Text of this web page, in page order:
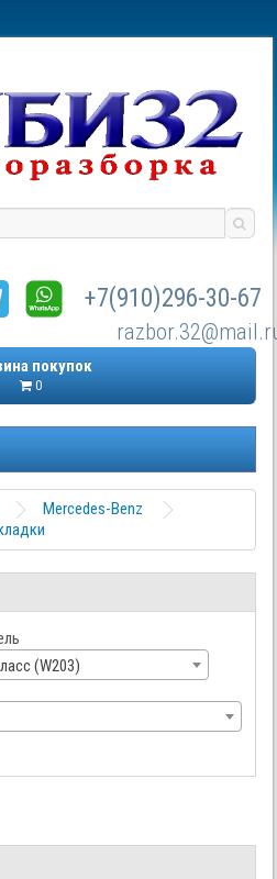
+7(910)296-30-67
покупок
0
Mercedes-Benz
(W203)